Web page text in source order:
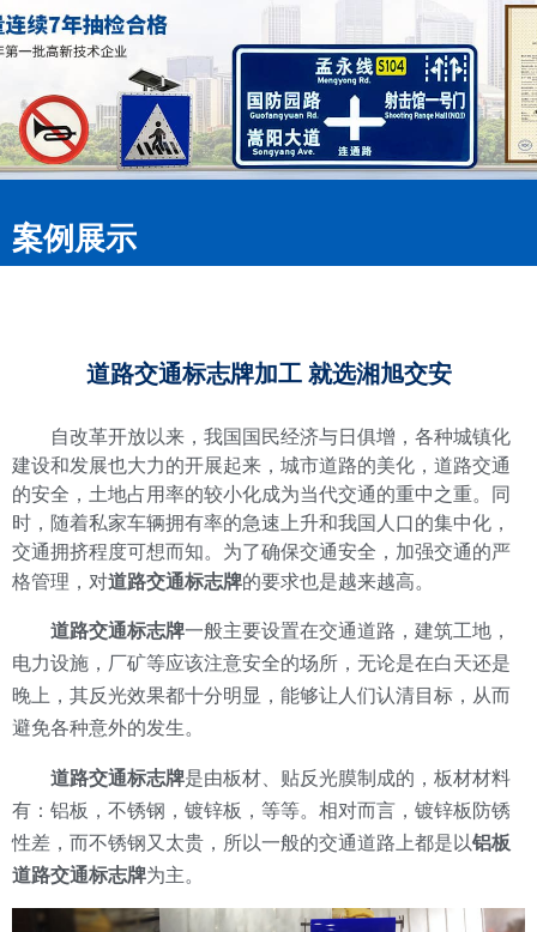
案例展示
道路交通标志牌加工 就选湘旭交安
自改革开放以来，我国国民经济与日俱增，各种城镇化
建设和发展也大力的开展起来，城市道路的美化，道路交通
的安全，土地占用率的较小化成为当代交通的重中之重。同
时，随着私家车辆拥有率的急速上升和我国人口的集中化，
交通拥挤程度可想而知。为了确保交通安全，加强交通的严
格管理，对道路交通标志牌的要求也是越来越高。
道路交通标志牌一般主要设置在交通道路，建筑工地，
电力设施，厂矿等应该注意安全的场所，无论是在白天还是
晚上，其反光效果都十分明显，能够让人们认清目标，从而
避免各种意外的发生。
道路交通标志牌是由板材、贴反光膜制成的，板材材料
有：铝板，不锈钢，镀锌板，等等。相对而言，镀锌板防锈
性差，而不锈钢又太贵，所以一般的交通道路上都是以铝板
道路交通标志牌为主。